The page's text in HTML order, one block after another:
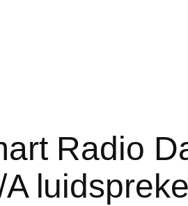
Radio